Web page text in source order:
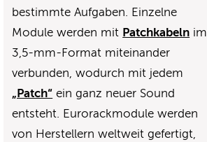
bestimmte Aufgaben. Einzelne
Module werden mit Patchkabeln im
3,5-mm-Format miteinander
verbunden, wodurch mit jedem
„Patch“ ein ganz neuer Sound
entsteht. Eurorackmodule werden
von Herstellern weltweit gefertigt,